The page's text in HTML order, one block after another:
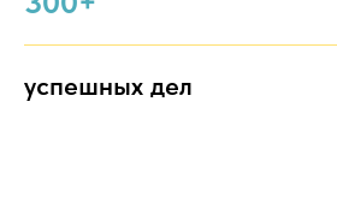
успешных дел